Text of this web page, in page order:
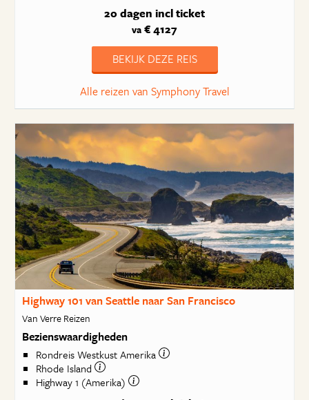
20 dagen incl ticket
va € 4127
BEKIJK DEZE REIS
Alle reizen van Symphony Travel
Highway 101 van Seattle naar San Francisco
Van Verre Reizen
Bezienswaardigheden
Rondreis Westkust Amerika
Rhode Island
Highway 1 (Amerika)